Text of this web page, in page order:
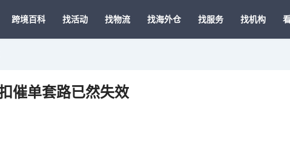
跨境百科 找活动 找物流 找海外仓 找服务 找机构
催单套路已然失效